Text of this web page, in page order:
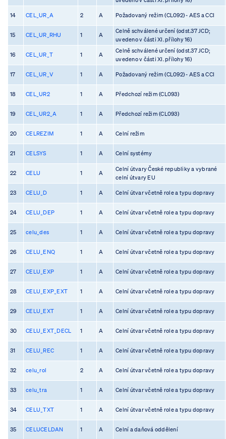
14 CEL_UR_A 2 A Požadovaný režim (CL092) - AES a CCI
15 CEL_UR_RHU 1 A
Celně schválené určení (odst.37 JCD;
uvedeno v části XI. přílohy 16)
16 CEL_UR_T 1 A
Celně schválené určení (odst.37 JCD;
uvedeno v části XI. přílohy 16)
17 CEL_UR_V 1 A Požadovaný režim (CL092) - AES a CCI
18 CEL_UR2 1 A Předchozí režim (CL093)
19 CEL_UR2_A 1 A Předchozí režim (CL093)
20 CELREZIM 1 A Celní režim
21 CELSYS 1 A Celní systémy
22 CELU 1 A
Celní útvary České republiky a vybrané
celní útvary EU
23 CELU_D 1 A Celní útvar včetně role a typu dopravy
24 CELU_DEP 1 A Celní útvar včetně role a typu dopravy
25 celu_des 1 A Celní útvar včetně role a typu dopravy
26 CELU_ENQ 1 A Celní útvar včetně role a typu dopravy
27 CELU_EXP 1 A Celní útvar včetně role a typu dopravy
28 CELU_EXP_EXT 1 A Celní útvar včetně role a typu dopravy
29 CELU_EXT 1 A Celní útvar včetně role a typu dopravy
30 CELU_EXT_DECL 1 A Celní útvar včetně role a typu dopravy
31 CELU_REC 1 A Celní útvar včetně role a typu dopravy
32 celu_rol 2 A Celní útvar včetně role a typu dopravy
33 celu_tra 1 A Celní útvar včetně role a typu dopravy
34 CELU_TXT 1 A Celní útvar včetně role a typu dopravy
35 CELUCELDAN 1 A Celní a daňová oddělení